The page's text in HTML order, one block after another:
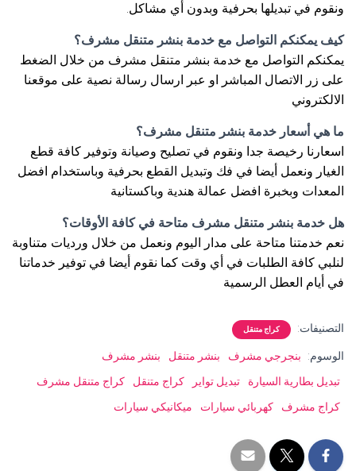
ونقوم في تبديلها بحرفية وبدون أي مشاكل.
كيف يمكنكم التواصل مع خدمة بنشر متنقل مشرف؟
يمكنكم التواصل مع خدمة بنشر متنقل مشرف من خلال الضغط
على زر الاتصال المباشر او عبر ارسال رسالة نصية على موقعنا
الالكتروني
ما هي أسعار خدمة بنشر متنقل مشرف؟
اسعارنا رخيصة جدا ونقوم في تصليح وصيانة وتوفير كافة قطع
الغيار ونعمل أيضا في فك وتبديل القطع بحرفية وباستخدام افضل
المعدات وبخبرة افضل عمالة هندية وباكستانية
هل خدمة بنشر متنقل مشرف متاحة في كافة الأوقات؟
نعم خدمتنا متاحة على مدار اليوم ونعمل من خلال ورديات متناوبة
لنلبي كافة الطلبات في أي وقت كما نقوم أيضا في توفير خدماتنا
في أيام العطل الرسمية
التصنيفات: كراج متنقل
الوسوم: بنجرجي مشرف بنشر متنقل
بنشر مشرف
تبديل بطارية السيارة
تبديل تواير كراج متنقل
كراج متنقل مشرف
كراج مشرف
كهربائي سيارات ميكانيكي سيارات